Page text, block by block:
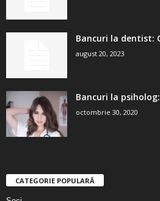
Bancuri la dentist:
august 20, 2023
Bancuri la
octombrie 30, 2020
CATEGORIE POPULARĂ